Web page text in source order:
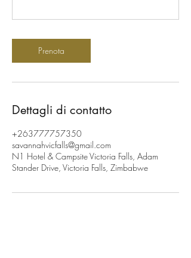
Prenota
Dettagli di contatto
+263777757350
savannahvicfalls@gmail.com
N1 Hotel & Campsite Victoria Falls, Adam
Stander Drive, Victoria Falls, Zimbabwe